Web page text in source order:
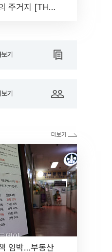
주거지 [THE
기
기
임박…부동산